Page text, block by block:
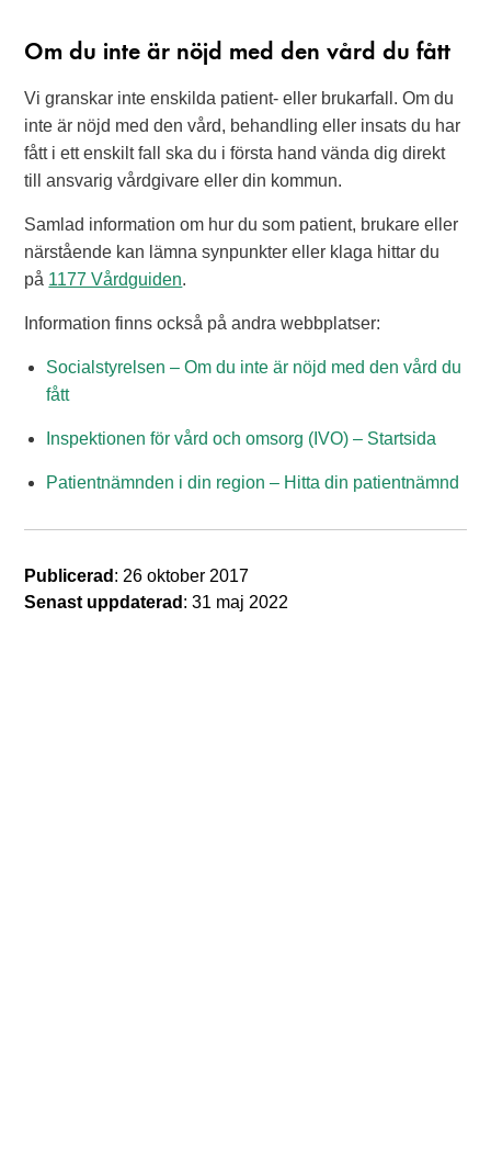
Om du inte är nöjd med den vård du fått
Vi granskar inte enskilda patient- eller brukarfall. Om du
inte är nöjd med den vård, behandling eller insats du har
fått i ett enskilt fall ska du i första hand vända dig direkt
till ansvarig vårdgivare eller din kommun.
Samlad information om hur du som patient, brukare eller
närstående kan lämna synpunkter eller klaga hittar du
på 1177 Vårdguiden.
Information finns också på andra webbplatser:
Socialstyrelsen – Om du inte är nöjd med den vård du
fått
Inspektionen för vård och omsorg (IVO) – Startsida
Patientnämnden i din region – Hitta din patientnämnd
Publicerad : 26 oktober 2017
Senast uppdaterad : 31 maj 2022